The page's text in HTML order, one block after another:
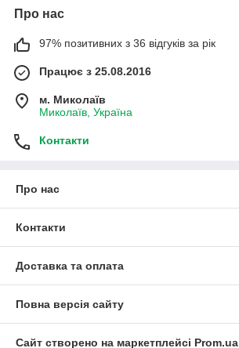
Про нас
97% позитивних з 36 відгуків за рік
Працює з 25.08.2016
м. Миколаїв
Миколаїв, Україна
Контакти
Про нас
Контакти
Доставка та оплата
Повна версія сайту
Сайт створено на маркетплейсі Prom.ua